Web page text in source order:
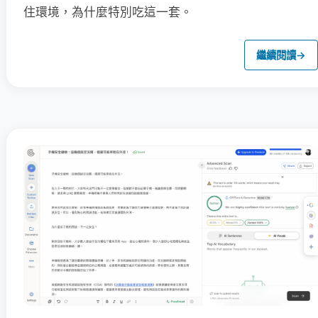
住環境，為什麼特別吃這一套。
繼續閱讀→